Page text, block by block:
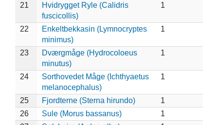
21
Hvidrygget Ryle (Calidris
fuscicollis)
1
22
Enkeltbekkasin (Lymnocryptes
minimus)
1
23
Dværgmåge (Hydrocoloeus
minutus)
1
24
Sorthovedet Måge (Ichthyaetus
melanocephalus)
1
25 Fjordterne (Sterna hirundo)
1
26
Sule (Morus bassanus)
1